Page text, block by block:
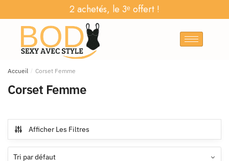
2 achetés, le 3ᵉ offert !
Accueil / Corset Femme
Corset Femme
Afficher Les Filtres